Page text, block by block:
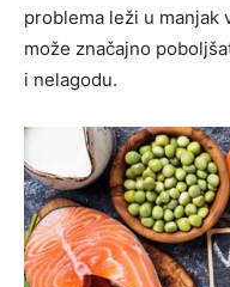
problema leži u manjak
može značajno
i nelagodu.